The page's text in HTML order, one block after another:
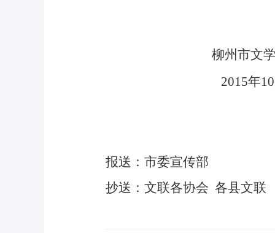
柳州市文
2015年10
报送：市委宣传部
抄送：文联各协会 各县文联